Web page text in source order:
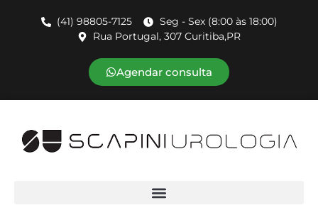
(41) 98805-7125
Seg - Sex (8:00 às 18:00)
Rua Portugal, 307 Curitiba,PR
Agendar consulta